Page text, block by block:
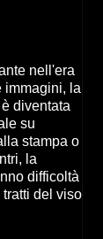
nell'era
immagini, la
diventata
su
stampa o
la
difficoltà
del viso